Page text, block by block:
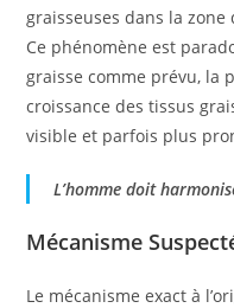
graisseuses dans la
Ce phénomène est
graisse comme prévu, la
croissance des tissus
visible et parfois plus
L’homme doit
Mécanisme
Le mécanisme exact à